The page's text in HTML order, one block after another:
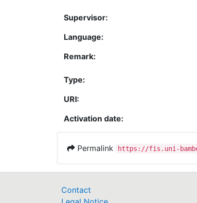
Supervisor:
Language:
Remark:
Type:
URI:
Activation date:
Permalink https://fis.uni-
Contact